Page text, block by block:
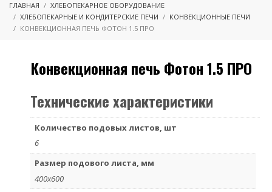
ГЛАВНАЯ
ХЛЕБОПЕКАРНОЕ ОБОРУДОВАНИЕ
ХЛЕБОПЕКАРНЫЕ И КОНДИТЕРСКИЕ ПЕЧИ
КОНВЕКЦИОННЫЕ ПЕЧИ
КОНВЕКЦИОННАЯ ПЕЧЬ ФОТОН 1.5 ПРО
Конвекционная печь Фотон 1.5 ПРО
Технические характеристики
Количество подовых листов, шт
6
Размер подового листа, мм
400х600